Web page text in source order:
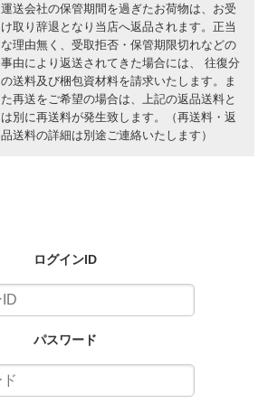
運送会社の保管期間を過ぎたお荷物は、お受
け取り辞退となり当店へ返品されます。正当
な理由無く、受取拒否・保管期限切れなどの
事由により返送されてきた場合には、 往復分
の送料及び梱包資材料を請求いたします。ま
た再送をご希望の場合は、上記の返品送料と
は別に再送料が発生致します。（再送料・返
品送料の詳細は別途ご連絡いたします）
ログインID
パスワード